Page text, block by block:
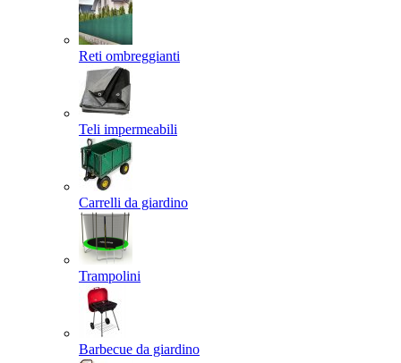
Reti ombreggianti
Teli impermeabili
Carrelli da giardino
Trampolini
Barbecue da giardino